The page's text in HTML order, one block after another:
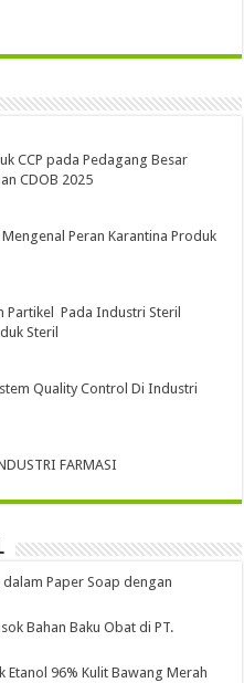
CCP pada Pedagang Besar
CDOB 2025
Peran Karantina Produk
Partikel Pada Industri Steril
Steril
Quality Control Di Industri
FARMASI
Paper Soap dengan
Bahan Baku Obat di PT.
Etanol 96% Kulit Bawang Merah